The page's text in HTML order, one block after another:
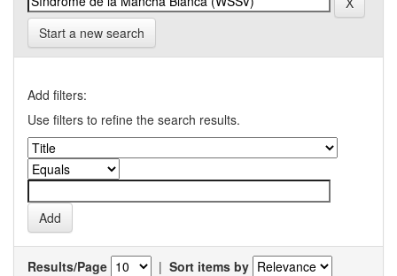
Start a new search
Add filters:
Use filters to refine the search results.
Results/Page | Sort items by